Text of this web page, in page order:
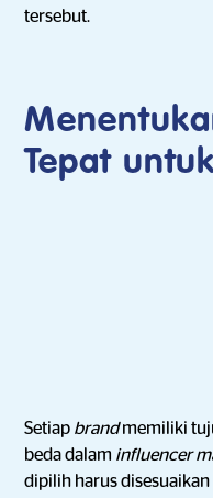
tersebut.
Tepat untuk
Setiap brandmemiliki
beda dalam influencer
dipilih harus